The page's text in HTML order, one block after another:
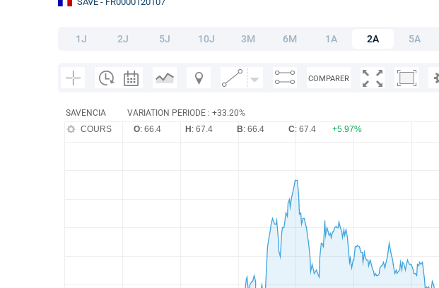
SAVE - FR0000120107
1J 2J 5J 10J 3M 6M 1A 2A 5A
COMPARER
SAVENCIA VARIATION PERIODE : +33.20%
COURS O: 66.4 H : 67.4 B: 66.4 C: 67.4 +5.97%